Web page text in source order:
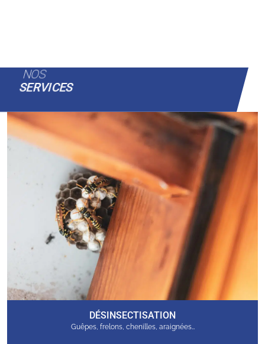
NOS
SERVICES
DÉSINSECTISATION
Guêpes, frelons, chenilles, araignées…